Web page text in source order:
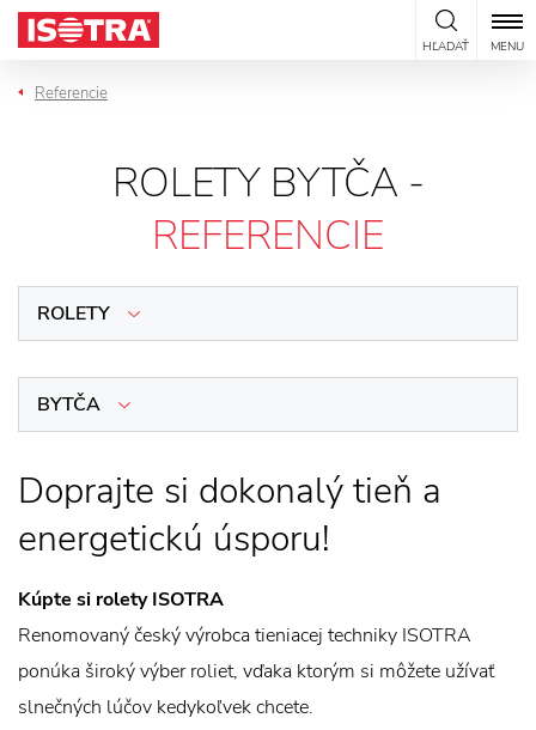
Preskočiť na obsah
HĽADAŤ MENU
Referencie
ROLETY BYTČA -
REFERENCIE
ROLETY
BYTČA
Doprajte si dokonalý tieň a
energetickú úsporu!
Kúpte si rolety ISOTRA
Renomovaný český výrobca tieniacej techniky ISOTRA
ponúka široký výber roliet, vďaka ktorým si môžete užívať
slnečných lúčov kedykoľvek chcete.